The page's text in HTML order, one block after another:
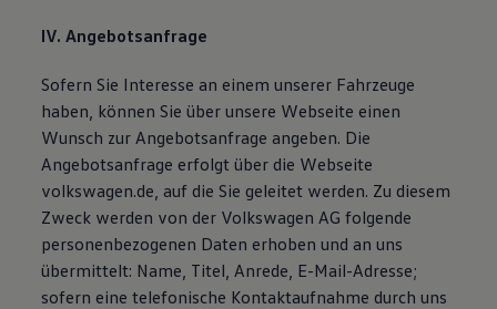
IV. Angebotsanfrage
Sofern Sie Interesse an einem unserer Fahrzeuge
haben, können Sie über unsere Webseite einen
Wunsch zur Angebotsanfrage angeben. Die
Angebotsanfrage erfolgt über die Webseite
volkswagen.de, auf die Sie geleitet werden. Zu diesem
Zweck werden von der Volkswagen AG folgende
personenbezogenen Daten erhoben und an uns
übermittelt: Name, Titel, Anrede, E-Mail-Adresse;
sofern eine telefonische Kontaktaufnahme durch uns